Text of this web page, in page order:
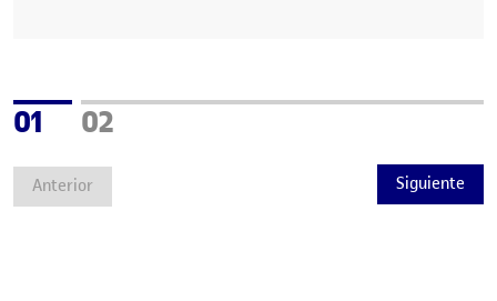
Anterior
Página
01 Página
02
Siguiente